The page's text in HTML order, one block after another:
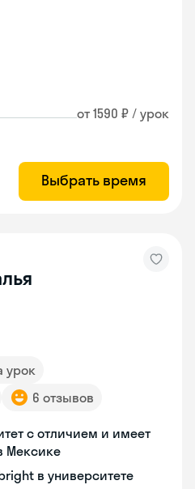
от 1590 ₽ / урок
Выбрать время
урок
6 отзывов
с отличием и имеет
Мексике
в университете